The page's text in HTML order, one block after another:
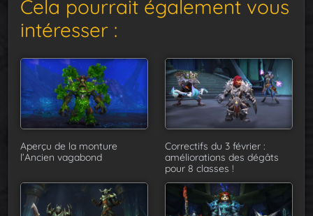
Cela pourrait également vous
intéresser :
Aperçu de la monture
l’Ancien vagabond
Correctifs du 3 février :
améliorations des dégâts
pour 8 classes !